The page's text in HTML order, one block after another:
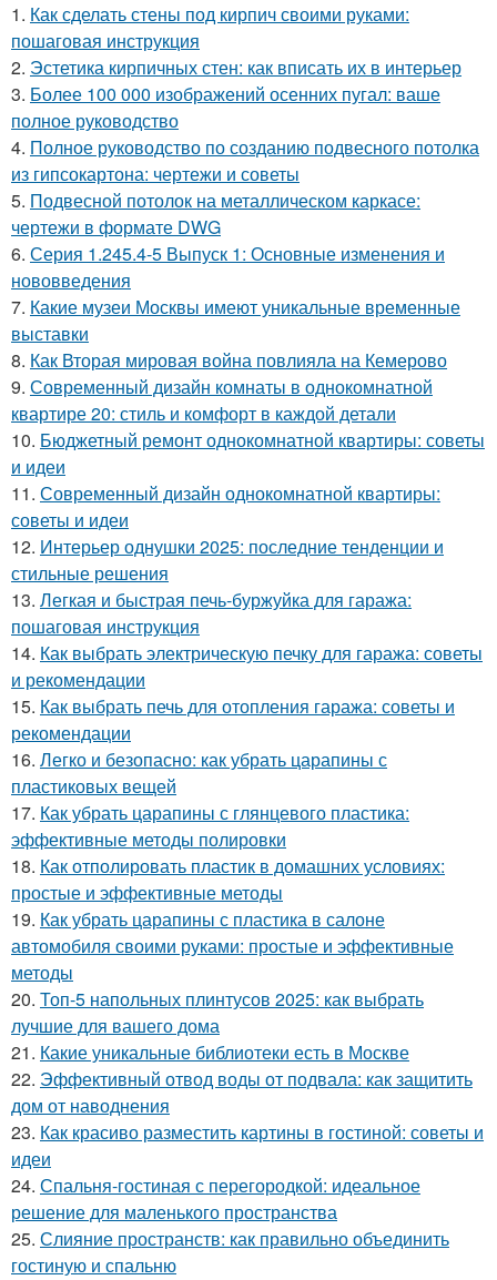
1. Как сделать стены под кирпич своими руками:
пошаговая инструкция
2. Эстетика кирпичных стен: как вписать их в интерьер
3. Более 100 000 изображений осенних пугал: ваше
полное руководство
4. Полное руководство по созданию подвесного потолка
из гипсокартона: чертежи и советы
5. Подвесной потолок на металлическом каркасе:
чертежи в формате DWG
6. Серия 1.245.4-5 Выпуск 1: Основные изменения и
нововведения
7. Какие музеи Москвы имеют уникальные временные
выставки
8. Как Вторая мировая война повлияла на Кемерово
9. Современный дизайн комнаты в однокомнатной
квартире 20: стиль и комфорт в каждой детали
10. Бюджетный ремонт однокомнатной квартиры: советы
и идеи
11. Современный дизайн однокомнатной квартиры:
советы и идеи
12. Интерьер однушки 2025: последние тенденции и
стильные решения
13. Легкая и быстрая печь-буржуйка для гаража:
пошаговая инструкция
14. Как выбрать электрическую печку для гаража: советы
и рекомендации
15. Как выбрать печь для отопления гаража: советы и
рекомендации
16. Легко и безопасно: как убрать царапины с
пластиковых вещей
17. Как убрать царапины с глянцевого пластика:
эффективные методы полировки
18. Как отполировать пластик в домашних условиях:
простые и эффективные методы
19. Как убрать царапины с пластика в салоне
автомобиля своими руками: простые и эффективные
методы
20. Топ-5 напольных плинтусов 2025: как выбрать
лучшие для вашего дома
21. Какие уникальные библиотеки есть в Москве
22. Эффективный отвод воды от подвала: как защитить
дом от наводнения
23. Как красиво разместить картины в гостиной: советы и
идеи
24. Спальня-гостиная с перегородкой: идеальное
решение для маленького пространства
25. Слияние пространств: как правильно объединить
гостиную и спальню